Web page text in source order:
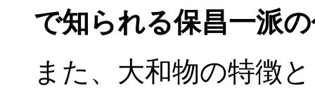
で知られる保昌一派
また、大和物の特徴